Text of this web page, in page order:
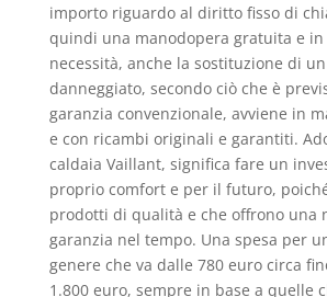
importo riguardo al diritto fisso di
quindi una manodopera gratuita e in
necessità, anche la sostituzione di
danneggiato, secondo ciò che è
garanzia convenzionale, avviene in
e con ricambi originali e garantiti.
caldaia Vaillant, significa fare un
proprio comfort e per il futuro,
prodotti di qualità e che offrono una
garanzia nel tempo. Una spesa per
genere che va dalle 780 euro circa
1.800 euro, sempre in base a quelle